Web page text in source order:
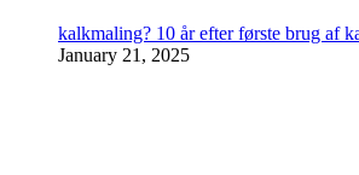
kalkmaling? 10 år efter første brug af
January 21, 2025